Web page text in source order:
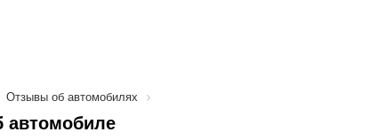
Отзывы об автомобилях
автомобиле